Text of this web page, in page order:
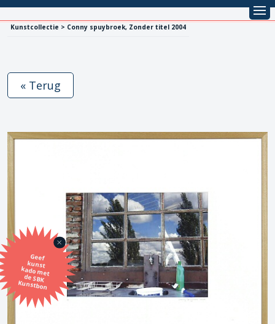
Kunstcollectie > Conny spuybroek, Zonder titel 2004
Geef
kunst
kado met
de SBK
Kunstbon
« Terug